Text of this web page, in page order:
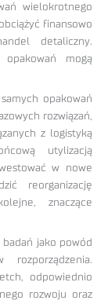
wielokrotnego
finansowo
detaliczny.
mogą
opakowań
rozwiązań,
z logistyką
utylizacją
w nowe
reorganizację
znaczące
jako powód
rozporządzenia.
odpowiednio
rozwoju oraz